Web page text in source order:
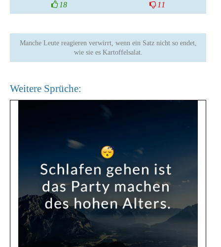
18 11
Manche Leute reagieren verwirrt, wenn ein Satz nicht so endet,
wie sie es Kartoffelsalat.
Weitere Sprüche: